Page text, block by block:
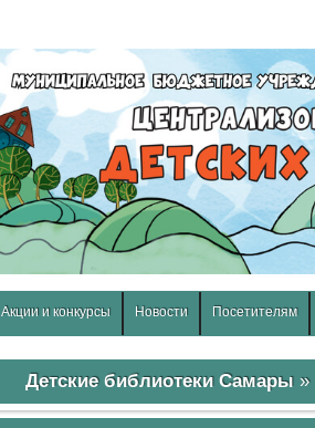
Акции и конкурсы Новости Посетителям
Детские библиотеки Самары »